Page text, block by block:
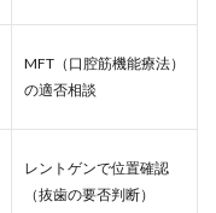
MFT（口腔筋機能療法）
の適否相談
レントゲンで位置確認
（抜歯の要否判断）